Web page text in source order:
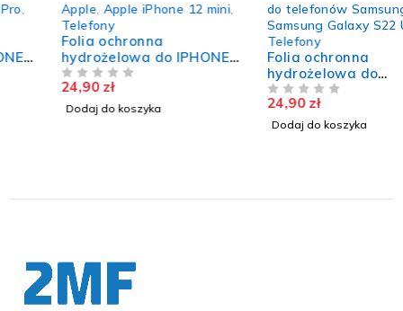
Apple Apple iPhone 12 mini,
Folia ochronna
hydrożelowa do IPHONE
12 MINI wytrzymała szkło
nie pęka TPU
Dodaj do koszyka
do telefonów Samsung,
Samsung Galaxy S22 Ultra,
Folia ochronna
hydrożelowa do
SAMSUNG GALAXY S22
ULTRA 5G trwała szkło
Dodaj do koszyka